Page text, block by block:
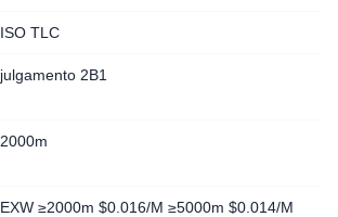
ISO TLC
julgamento 2B1
2000m
EXW ≥2000m $0.016/M ≥5000m $0.014/M